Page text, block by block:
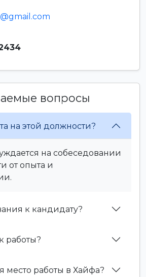
вопросы
на этой должности?
на собеседовании
от опыта и
к кандидату?
работы?
место работы в Хайфа?